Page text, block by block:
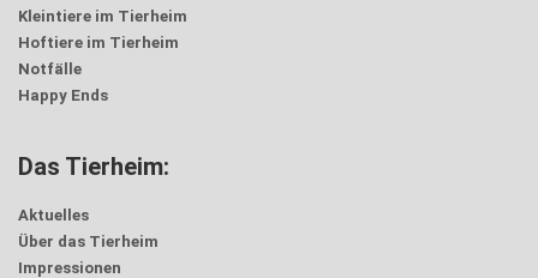
Kleintiere im Tierheim
Hoftiere im Tierheim
Notfälle
Happy Ends
Das Tierheim:
Aktuelles
Über das Tierheim
Impressionen